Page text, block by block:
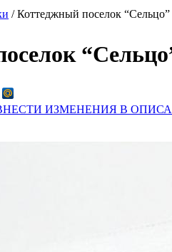
/Коттеджный поселок “Сельцо”
ВНЕСТИ ИЗМЕНЕНИЯ В